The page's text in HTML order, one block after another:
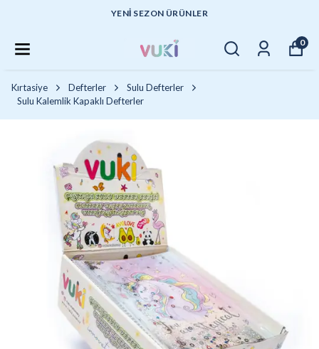
YENI SEZON ÜRÜNLER
0
Kırtasiye Defterler
Sulu Defterler
Sulu Kalemlik Kapaklı Defterler